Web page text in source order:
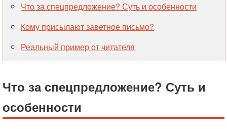
Что за спецпредложение? Суть и особенности
Кому присылают заветное письмо?
Реальный пример от читателя
Что за спецпредложение? Суть и
особенности